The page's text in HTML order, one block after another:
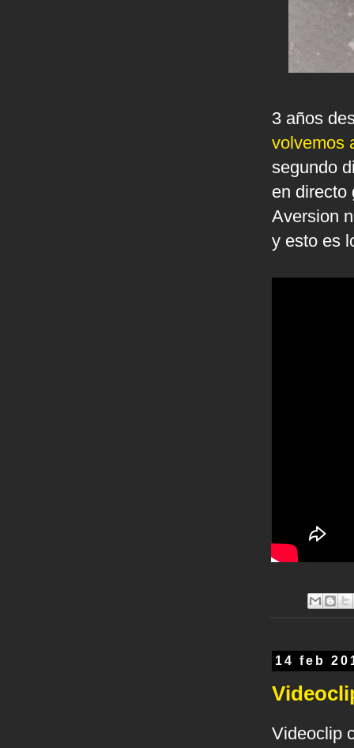
3 años
volvemos
segundo
en directo
Aversion
y esto es
14 feb
Videoclip